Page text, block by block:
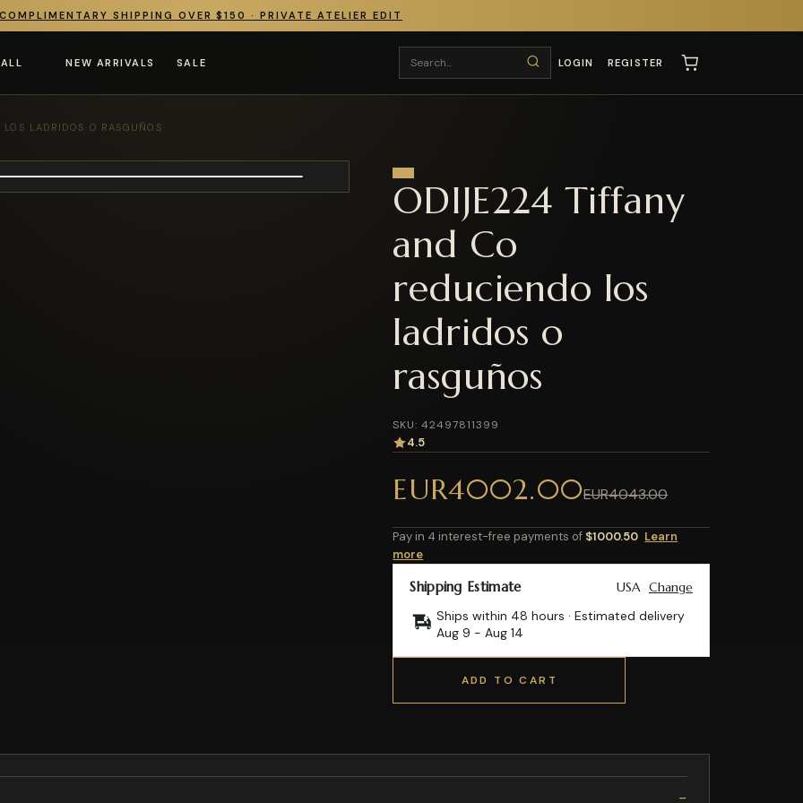
COMPLIMENTARY SHIPPING OVER $150 · PRIVATE ATELIER EDIT
NEW ARRIVALS SALE LOGIN REGISTER
LADRIDOS O RASGUÑOS
ODIJE224 Tiffany
and Co
reduciendo los
ladridos o
rasguños
SKU: 42497811399
4.5
EUR4002.00EUR4043.00
Pay in 4 interest-free payments of $1000.50 Learn
more
Shipping Estimate USA Change
Ships within 48 hours · Estimated delivery
Aug 9 -Aug 14
ADD TO CART